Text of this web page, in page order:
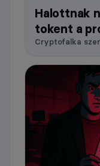
Halottnak
tokent a
Cryptofalka